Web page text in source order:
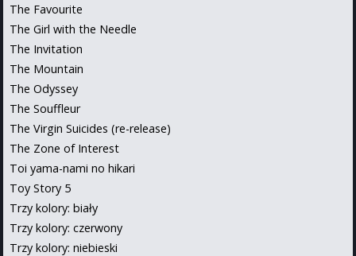
The Favourite
The Girl with the Needle
The Invitation
The Mountain
The Odyssey
The Souffleur
The Virgin Suicides (re-release)
The Zone of Interest
Toi yama-nami no hikari
Toy Story 5
Trzy kolory: biały
Trzy kolory: czerwony
Trzy kolory: niebieski